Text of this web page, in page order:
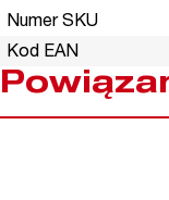
Numer SKU
Kod EAN